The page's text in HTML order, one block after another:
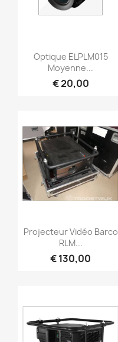
Snel bekijken
Optique ELPLM015
Moyenne...
€ 20,00
Snel bekijken
Projecteur Vidéo Barco
RLM...
€ 130,00